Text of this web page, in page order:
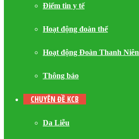
Điểm tin y tế
Hoạt động đoàn thể
Hoạt động Đoàn Thanh Niên
Thông báo
CHUYÊN ĐỀ KCB
Da Liễu